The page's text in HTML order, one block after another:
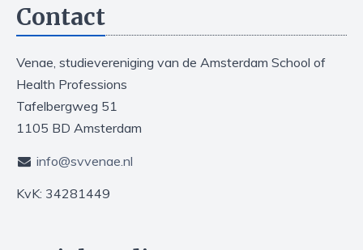
Contact
Venae, studievereniging van de Amsterdam School of
Health Professions
Tafelbergweg 51
1105 BD Amsterdam
info@svvenae.nl
KvK: 34281449